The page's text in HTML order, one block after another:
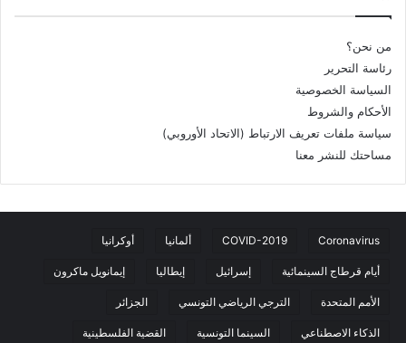
من نحن؟
رئاسة التحرير
السياسة الخصوصية
الأحكام والشروط
سياسة ملفات تعريف الارتباط (الاتحاد الأوروبي)
مساحتك للنشر معنا
Coronavirus
COVID-2019 ألمانيا أوكرانيا
أيام قرطاج السينمائية إسرائيل إيطاليا إيمانويل ماكرون
الأمم المتحدة الترجي الرياضي التونسي الجزائر
الذكاء الاصطناعي السينما التونسية القضية الفلسطينية